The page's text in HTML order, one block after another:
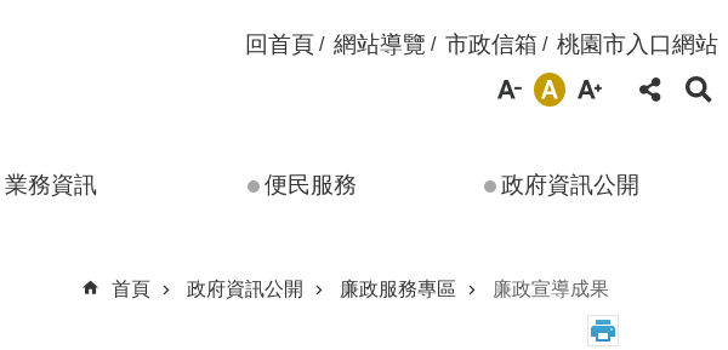
回首頁 網站導覽 市政信箱 桃園市入口網站
業務資訊 便民服務 政府資訊公開
首頁
政府資訊公開 廉政服務專區 廉政宣導成果